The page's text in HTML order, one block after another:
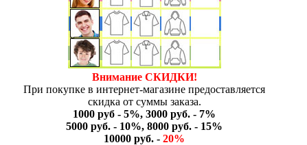
Внимание СКИДКИ!
При покупке в интернет-магазине предоставляется
скидка от суммы заказа.
1000 руб - 5%, 3000 руб. - 7%
5000 руб. - 10%, 8000 руб. - 15%
10000 руб. - 20%